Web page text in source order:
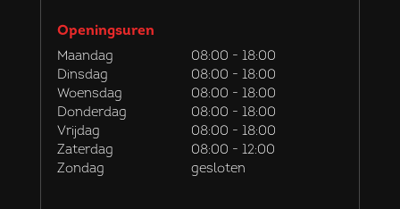
Openingsuren
Maandag
08:00 - 18:00
Dinsdag
08:00 - 18:00
Woensdag
08:00 - 18:00
Donderdag
08:00 - 18:00
Vrijdag
08:00 - 18:00
Zaterdag
08:00 - 12:00
Zondag
gesloten